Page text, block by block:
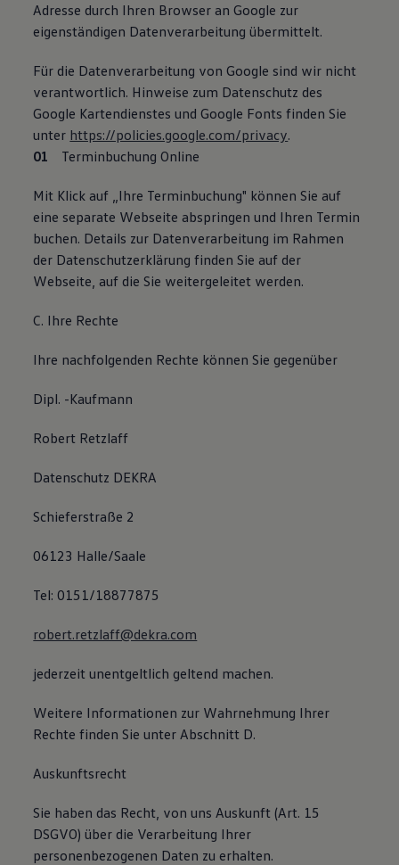
Adresse durch Ihren Browser an Google zur
eigenständigen Datenverarbeitung übermittelt.
Für die Datenverarbeitung von Google sind wir nicht
verantwortlich. Hinweise zum Datenschutz des
Google Kartendienstes und Google Fonts finden Sie
unter https://policies.google.com/privacy.
Terminbuchung Online
Mit Klick auf „Ihre Terminbuchung" können Sie auf
eine separate Webseite abspringen und Ihren Termin
buchen. Details zur Datenverarbeitung im Rahmen
der Datenschutzerklärung finden Sie auf der
Webseite, auf die Sie weitergeleitet werden.
C. Ihre Rechte
Ihre nachfolgenden Rechte können Sie gegenüber
Dipl. -Kaufmann
Robert Retzlaff
Datenschutz DEKRA
Schieferstraße 2
06123 Halle/Saale
Tel: 0151/18877875
robert.retzlaff@dekra.com
jederzeit unentgeltlich geltend machen.
Weitere Informationen zur Wahrnehmung Ihrer
Rechte finden Sie unter Abschnitt D.
Auskunftsrecht
Sie haben das Recht, von uns Auskunft (Art. 15
DSGVO) über die Verarbeitung Ihrer
personenbezogenen Daten zu erhalten.